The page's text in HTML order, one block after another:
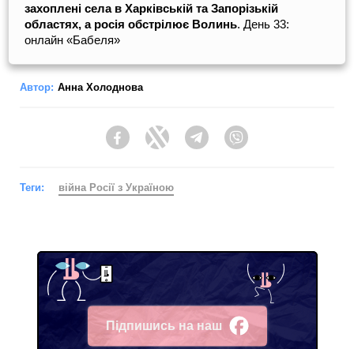
захоплені села в Харківській та Запорізькій
областях, а росія обстрілює Волинь. День 33:
онлайн «Бабеля»
Автор: Анна Холоднова
FacebookTwitter Telegram
Теги: війна Росії з Україною
Підпишись на наш
Facebook